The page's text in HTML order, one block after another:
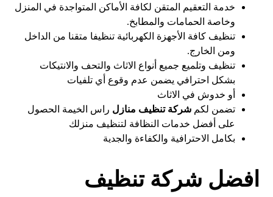
خدمة التعقيم المتقن لكافة الأماكن المتواجدة في المنزل
وخاصة الحمامات والمطابخ.
تنظيف كافة الأجهزة الكهربائية تنظيفا متقنا من الداخل
ومن الخارج.
تنظيف وتلميع جميع أنواع الاثاث والتحف والانتيكات
بشكل احترافي يضمن عدم وقوع أي تلفيات
أو خدوش في الاثاث
تضمن لكمشركة تنظيف منازل راس الخيمة الحصول
على أفضل خدمات النظافة لتنظيف منزلك
بكامل الاحترافية والكفاءة والجدية
افضل شركة تنظيف